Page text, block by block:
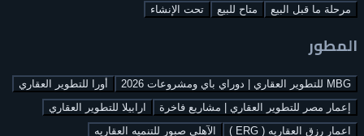
مرحلة ما قبل البيع متاح للبيع تحت الإنشاء
المطور
MBG للتطوير العقاري | دوراي باي ومشروعات 2026
أورا للتطوير العقاري
إعمار مصر للتطوير العقاري | مشاريع فاخرة
ارابيلا للتطوير العقاري
اعمار رزق العقاريه ( ERG )
الآهلي صبور للتنميه العقاريه